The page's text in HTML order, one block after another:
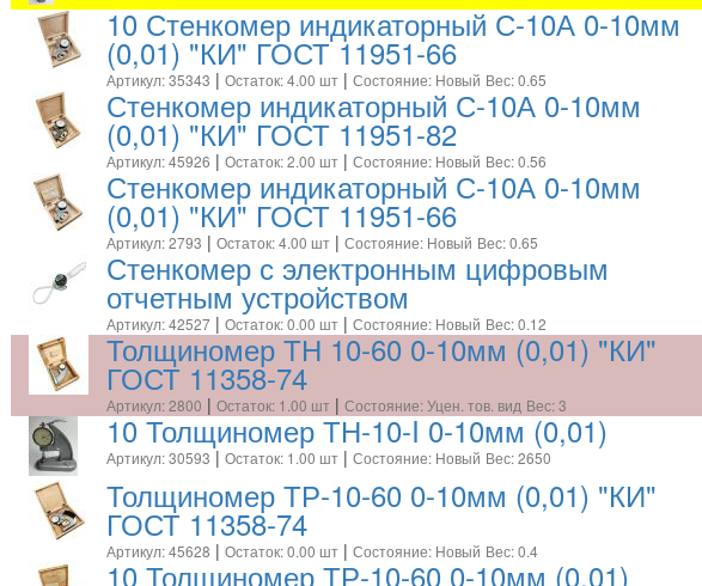
резьбы
10 Стенкомер индикаторный С-10А 0-10мм
(0,01) "КИ" ГОСТ 11951-66
Артикул: 35343 | Остаток: 4.00 шт| Состояние: Новый Вес: 0.65
Стенкомер индикаторный С-10А 0-10мм
(0,01) "КИ" ГОСТ 11951-82
Артикул: 45926 | Остаток: 2.00 шт| Состояние: Новый Вес: 0.56
Стенкомер индикаторный С-10А 0-10мм
(0,01) "КИ" ГОСТ 11951-66
Артикул: 2793 | Остаток: 4.00 шт| Состояние: Новый Вес: 0.65
Стенкомер с электронным цифровым
отчетным устройством
Артикул: 42527 | Остаток: 0.00 шт| Состояние: Новый Вес: 0.12
Толщиномер ТН 10-60 0-10мм (0,01) "КИ"
ГОСТ 11358-74
Артикул: 2800 | Остаток: 1.00 шт | Состояние: Уцен. тов. вид Вес: 3
10 Толщиномер ТН-10-I 0-10мм (0,01)
Артикул: 30593| Остаток: 1.00 шт| Состояние: Новый Вес: 2650
Толщиномер ТР-10-60 0-10мм (0,01) "КИ"
ГОСТ 11358-74
Артикул: 45628 | Остаток: 0.00 шт| Состояние: Новый Вес: 0.4
10 Толщиномер ТР-10-60 0-10мм (0,01)